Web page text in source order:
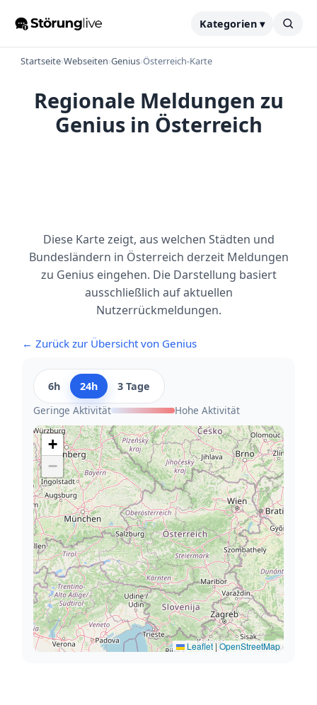
Kategorien ▾
Startseite›Webseiten›Genius›Österreich-Karte
Regionale Meldungen zu
Genius in Österreich
Diese Karte zeigt, aus welchen Städten und
Bundesländern in Österreich derzeit Meldungen
zu Genius eingehen. Die Darstellung basiert
ausschließlich auf aktuellen
Nutzerrückmeldungen.
← Zurück zur Übersicht von Genius
6h 24h
3 Tage
Geringe Aktivität
Hohe Aktivität
+
−
Leaflet| OpenStreetMap